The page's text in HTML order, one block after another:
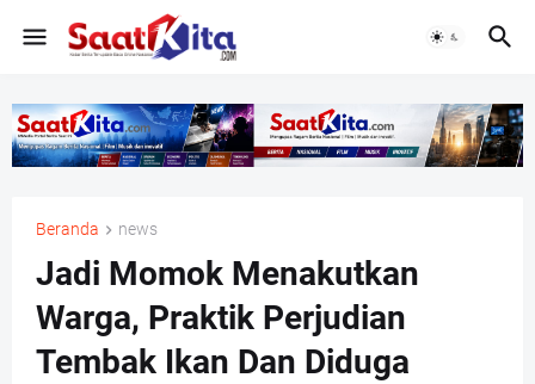
Beranda news
Jadi Momok Menakutkan
Warga, Praktik Perjudian
Tembak Ikan Dan Diduga